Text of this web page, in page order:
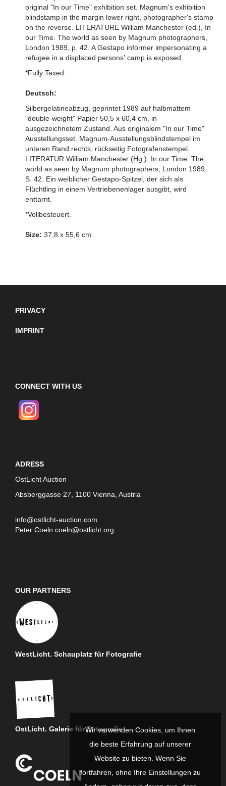
original "In our Time" exhibition set. Magnum's exhibition
blindstamp in the margin lower right, photographer's stamp
on the reverse. LITERATURE William Manchester (ed.), In
our Time. The world as seen by Magnum photographers,
London 1989, p. 42. A Gestapo informer impersonating a
refugee in a displaced persons' camp is exposed.
*Fully Taxed.
Deutsch:
Silbergelatineabzug, geprintet 1989 auf halbmattem
"double-weight" Papier 50,5 x 60,4 cm, in
ausgezeichnetem Zustand. Aus originalem "In our Time"
Ausstellungsset. Magnum-Ausstellungsblindstempel im
unteren Rand rechts, rückseitig Fotografenstempel.
LITERATUR William Manchester (Hg.), In our Time. The
world as seen by Magnum photographers, London 1989,
S. 42. Ein weiblicher Gestapo-Spitzel, der sich als
Flüchtling in einem Vertriebenenlager ausgibt, wird
enttarnt.
*Vollbesteuert.
Size: 37,8 x 55,6 cm
PRIVACY
IMPRINT
CONNECT WITH US
ADRESS
OstLicht Auction
Absberggasse 27, 1100 Vienna, Austria
info@ostlicht-auction.com
Peter Coeln coeln@ostlicht.org
OUR PARTNERS
WestLicht. Schauplatz für Fotografie
OstLicht. Galerie für FotografieWir verwenden Cookies, um Ihnen
die beste Erfahrung auf unserer
Website zu bieten. Wenn Sie
fortfahren, ohne Ihre Einstellungen zu